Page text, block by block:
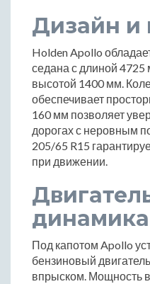
Дизайн и
Holden Apollo
седана с длиной
высотой 1400 мм.
обеспечивает
160 мм позволяет
дорогах с неровным
205/65 R15
при движении.
динамика
Под капотом Apollo
бензиновый
впрыском. Мощность